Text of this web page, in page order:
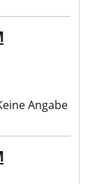
Angabe